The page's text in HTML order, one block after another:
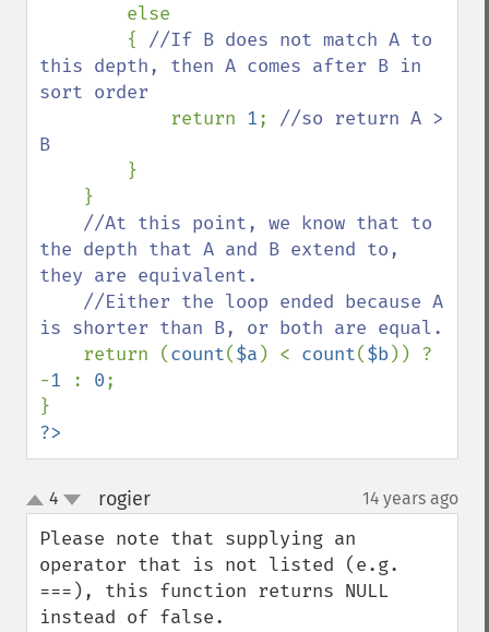
        {
//If B does not match A to
this depth, then A comes after B in
sort order
return 1; //so return A >
B
}
//At this point, we know that to
the depth that A and B extend to,
they are equivalent.
is shorter than B, or both are equal.
return (count($a ) < count($b)) ?
-1 : 0;
?>
up
down
4 rogier¶ 14 years ago
Please note that supplying an
operator that is not listed (e.g.
===), this function returns NULL
instead of false.